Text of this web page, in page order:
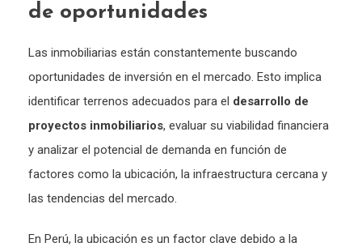
de oportunidades
Las inmobiliarias están constantemente buscando
oportunidades de inversión en el mercado. Esto implica
identificar terrenos adecuados para el desarrollo de
proyectos inmobiliarios, evaluar su viabilidad financiera
y analizar el potencial de demanda en función de
factores como la ubicación, la infraestructura cercana y
las tendencias del mercado.
En Perú, la ubicación es un factor clave debido a la